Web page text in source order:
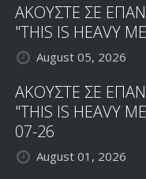
ΑΚΟΥΣΤΕ ΣΕ
"THIS IS HEAVY
August 05, 2026
ΑΚΟΥΣΤΕ ΣΕ
"THIS IS HEAVY
07-26
August 01, 2026